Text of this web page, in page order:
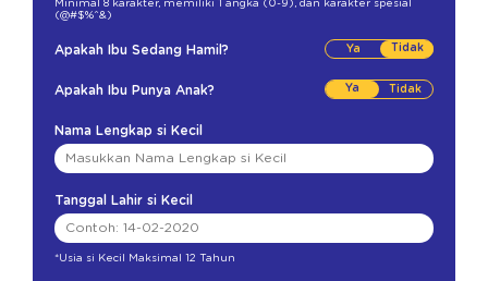
Minimal 8 karakter, memiliki 1 angka (0-9) , dan karakter spesial
(@#$%^&)
Apakah Ibu Sedang Hamil? Tidak
Apakah Ibu Punya Anak? Ya
Nama Lengkap si Kecil
Tanggal Lahir si Kecil
*Usia si Kecil Maksimal 12 Tahun